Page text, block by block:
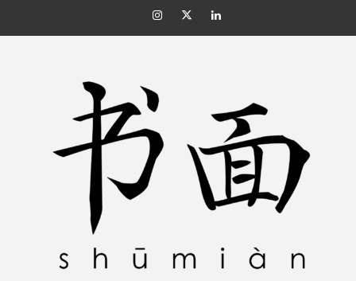
InstagramTwitterLinkedin